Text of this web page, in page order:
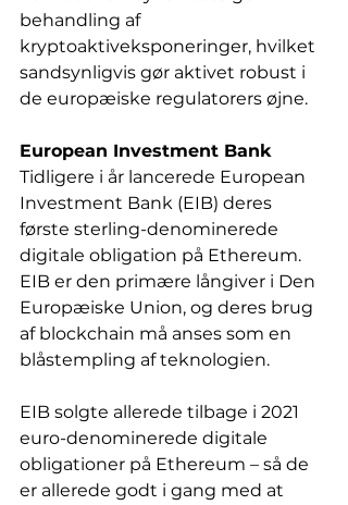
behandling af
kryptoaktiveksponeringer, hvilket
sandsynligvis gør aktivet robust i
de europæiske regulatorers øjne.
European Investment Bank
Tidligere i år lancerede European
Investment Bank (EIB) deres
første sterling-denominerede
digitale obligation på Ethereum.
EIB er den primære långiver i Den
Europæiske Union, og deres brug
af blockchain må anses som en
blåstempling af teknologien.
EIB solgte allerede tilbage i 2021
euro-denominerede digitale
obligationer på Ethereum – så de
er allerede godt i gang med at